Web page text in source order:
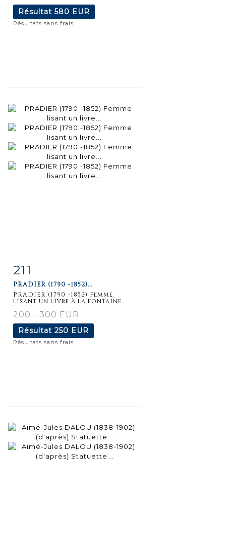
Résultat 580 EUR
Résultats sans frais
détaillée
211
PRADIER (1790 -1852)...
PRADIER (1790 -1852) Femme
lisant un livre à la fontaine...
200 - 300 EUR
Résultat 250 EUR
Résultats sans frais